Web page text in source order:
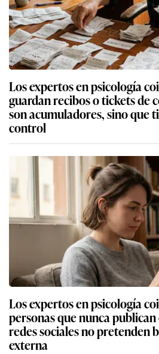
Los expertos en psicología
guardan recibos o tickets de
son acumuladores, sino que
control
Los expertos en psicología
personas que nunca
redes sociales no pretenden
externa